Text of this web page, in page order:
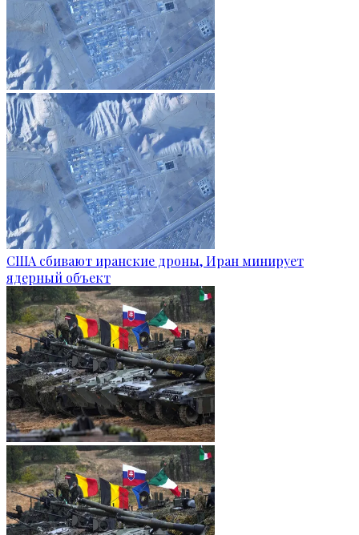
США сбивают иранские дроны, Иран минирует
ядерный объект